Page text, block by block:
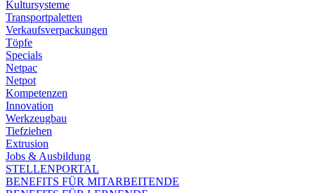
Kultursysteme
Transportpaletten
Verkaufsverpackungen
Töpfe
Specials
Netpac
Netpot
Kompetenzen
Innovation
Werkzeugbau
Tiefziehen
Extrusion
Jobs & Ausbildung
STELLENPORTAL
BENEFITS FÜR MITARBEITENDE